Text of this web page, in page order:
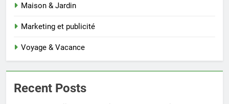
Maison & Jardin
Marketing et publicité
Voyage & Vacance
Recent Posts